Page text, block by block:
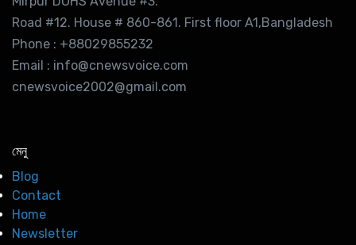
Road #12. House # 860-861. First floor A1,Bangladesh
Phone : +88029855232
Email : info@cnewsvoice.com
cnewsvoice2002@gmail.com
মেনু
Blog
Contact
Home
Newsletter